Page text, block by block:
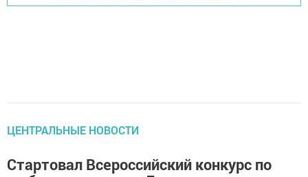
ЦЕНТРАЛЬНЫЕ НОВОСТИ
Стартовал Всероссийский конкурс по